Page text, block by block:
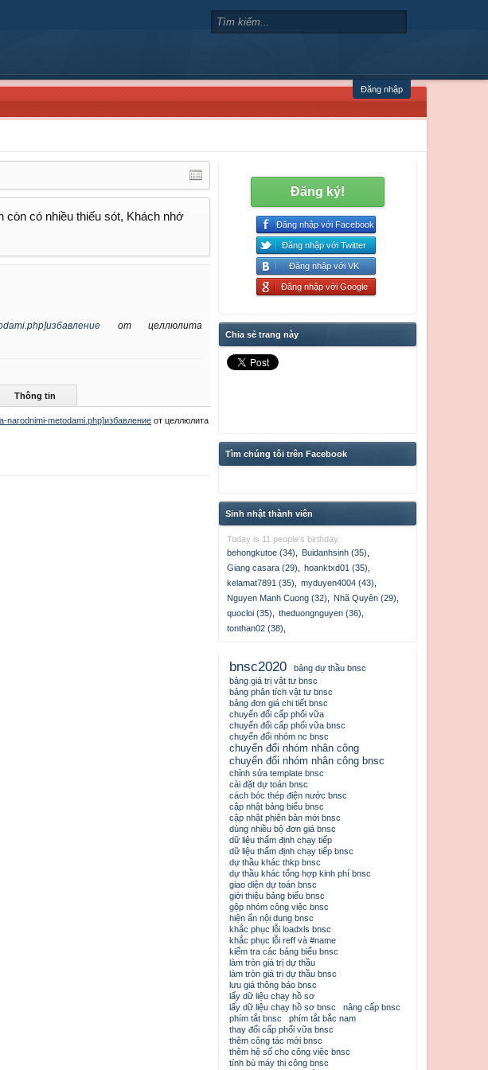
Đăng nhập
có nhiều thiếu sót, Khách nhớ
от целлюлита
Thông tin
narodnimi-metodami.php]избавление от целлюлита
Đăng ký!
Đăng nhập với Facebook
Đăng nhập với Twitter
Đăng nhập với VK
Đăng nhập với Google
Chia sẻ trang này
Tìm chúng tôi trên Facebook
Sinh nhật thành viên
Today is 11 people's birthday.
behongkutoe (34)
Buidanhsinh (35)
Giang casara (29)
hoanktxd01 (35)
kelamat7891 (35)
myduyen4004 (43)
Nguyen Manh Cuong (32)
Nhã Quyên (29)
quocloi (35)
theduongnguyen (36)
tonthan02 (38)
bnsc2020
bảng dự thầu bnsc
bảng giá trị vật tư bnsc
bảng phân tích vật tư bnsc
bảng đơn giá chi tiết bnsc
chuyển đổi cấp phối vữa
chuyển đổi cấp phối vữa bnsc
chuyển đổi nhóm nc bnsc
chuyển đổi nhóm nhân công
chuyển đổi nhóm nhân công bnsc
chỉnh sửa template bnsc
cài đặt dự toán bnsc
cách bóc thép điện nước bnsc
cập nhật bảng biểu bnsc
cập nhật phiên bản mới bnsc
dùng nhiều bộ đơn giá bnsc
dữ liệu thẩm định chạy tiếp
dữ liệu thẩm định chạy tiếp bnsc
dự thầu khác thkp bnsc
dự thầu khác tổng hợp kinh phí bnsc
giao diện dự toán bnsc
giới thiệu bảng biểu bnsc
gộp nhóm công việc bnsc
hiện ẩn nội dung bnsc
khắc phục lỗi loadxls bnsc
khắc phục lỗi reff và #name
kiểm tra các bảng biểu bnsc
làm tròn giá trị dự thầu
làm tròn giá trị dự thầu bnsc
lưu giá thông báo bnsc
lấy dữ liệu chạy hồ sơ
lấy dữ liệu chạy hồ sơ bnsc
nâng cấp bnsc
phím tắt bnsc
phím tắt bắc nam
thay đổi cấp phối vữa bnsc
thêm công tác mới bnsc
thêm hệ số cho công việc bnsc
tính bù máy thi công bnsc